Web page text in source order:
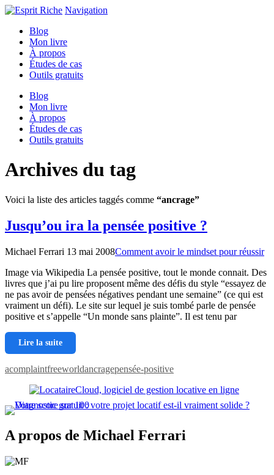
Navigation
Blog
Mon livre
À propos
Études de cas
Outils gratuits
Blog
Mon livre
À propos
Études de cas
Outils gratuits
Archives du tag
Voici la liste des articles taggés comme “ancrage”
Jusqu’ou ira la pensée positive ?
Michael Ferrari 13 mai 2008Comment avoir le mindset pour réussir
Image via Wikipedia La pensée positive, tout le monde connait. Des
livres que j’ai pu lire proposent même des défis du style “essayez de
ne pas avoir de pensées négatives pendant une semaine” (ce qui est
vraiment un défi). Le site sur lequel je suis tombé parle de pensée
positive et s’appelle “Un monde sans plainte”. Il est tenu par
Lire la suite
acomplaintfreeworldancragepensée-positive
A propos de Michael Ferrari